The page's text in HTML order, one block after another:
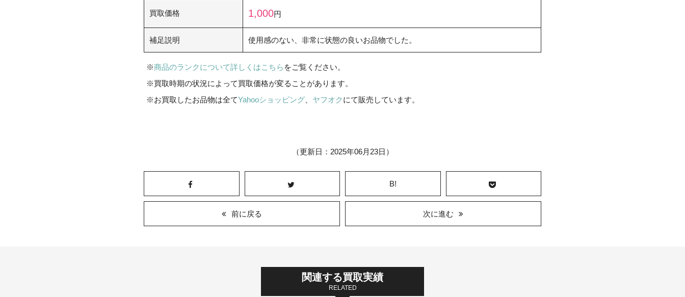
買取価格 1,000円
補足説明 使用感のない、非常に状態の良いお品物でした。
商品のランクについて詳しくはこちら をご覧ください。
買取時期の状況によって買取価格が変ることがあります。
お買取したお品物は全てYahooショッピング ヤフオクにて販売しています。
（更新日：2025年06月23日）
B!
前に戻る 次に進む
関連する買取実績
RELATED